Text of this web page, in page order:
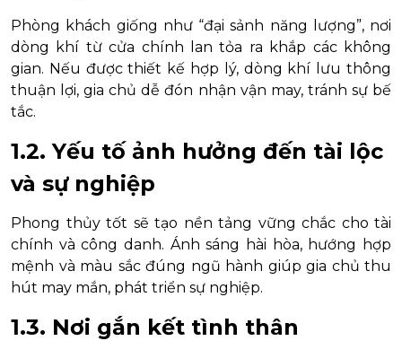
Phòng khách giống như “đại sảnh năng lượng”, nơi
dòng khí từ cửa chính lan tỏa ra khắp các không
gian. Nếu được thiết kế hợp lý, dòng khí lưu thông
thuận lợi, gia chủ dễ đón nhận vận may, tránh sự bế
tắc.
1.2. Yếu tố ảnh hưởng đến tài lộc
và sự nghiệp
Phong thủy tốt sẽ tạo nền tảng vững chắc cho tài
chính và công danh. Ánh sáng hài hòa, hướng hợp
mệnh và màu sắc đúng ngũ hành giúp gia chủ thu
hút may mắn, phát triển sự nghiệp.
1.3. Nơi gắn kết tình thân